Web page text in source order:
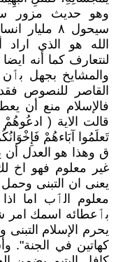
وهو حديث مزور
سيحول ٨
الله هو الذي
لنتعارف كما أنه
والمشايخ بجهل
القاصر للنصوص
فالإسلام منع أن
قالت الاية (
تَعلَمُوا آبَاءهُمْ
ق وهذا هو العدل أن
غير معلوم فهو اخ
يعنى ان التبنى
معلوم الٲب اما اذا
بٲعطائه اسمك امر
يحرم الإسلام
كهاتين في الجنة".